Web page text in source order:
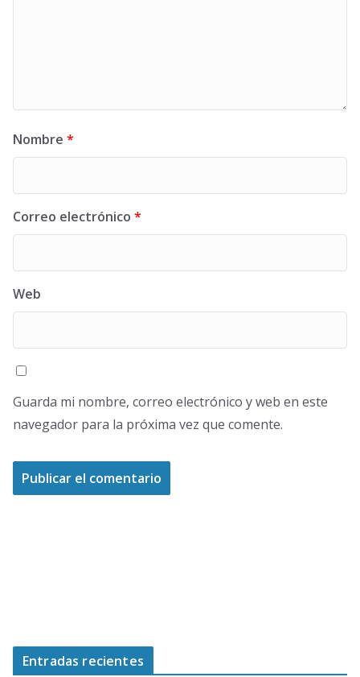
Nombre *
Correo electrónico *
Web
Guarda mi nombre, correo electrónico y web en este
navegador para la próxima vez que comente.
Entradas recientes